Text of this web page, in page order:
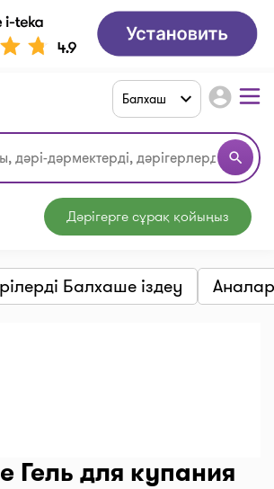
search
Балхаш account_circle
Дәрігерге сұрақ қойыңыз
Балхаше іздеу
Гель для купания